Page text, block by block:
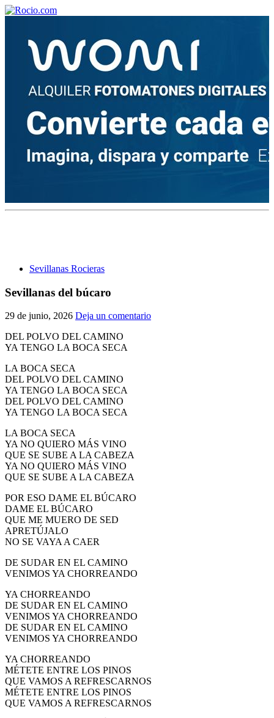
Sevillanas Rocieras
Sevillanas del búcaro
29 de junio, 2026 Deja un comentario
DEL POLVO DEL CAMINO
YA TENGO LA BOCA SECA
LA BOCA SECA
DEL POLVO DEL CAMINO
YA TENGO LA BOCA SECA
DEL POLVO DEL CAMINO
YA TENGO LA BOCA SECA
LA BOCA SECA
YA NO QUIERO MÁS VINO
QUE SE SUBE A LA CABEZA
YA NO QUIERO MÁS VINO
QUE SE SUBE A LA CABEZA
POR ESO DAME EL BÚCARO
DAME EL BÚCARO
QUE ME MUERO DE SED
APRETÚJALO
NO SE VAYA A CAER
DE SUDAR EN EL CAMINO
VENIMOS YA CHORREANDO
YA CHORREANDO
DE SUDAR EN EL CAMINO
VENIMOS YA CHORREANDO
DE SUDAR EN EL CAMINO
VENIMOS YA CHORREANDO
YA CHORREANDO
MÉTETE ENTRE LOS PINOS
QUE VAMOS A REFRESCARNOS
MÉTETE ENTRE LOS PINOS
QUE VAMOS A REFRESCARNOS
¡Bienvenido! Soy el asistente virtual de rocio.com.
¿En qué puedo ayudarte?
¿Cuándo se construyó la primera ermita?
El traslado cada siete años
Rocío?
Quiero hacer el camino,¿que tengo que hacer?